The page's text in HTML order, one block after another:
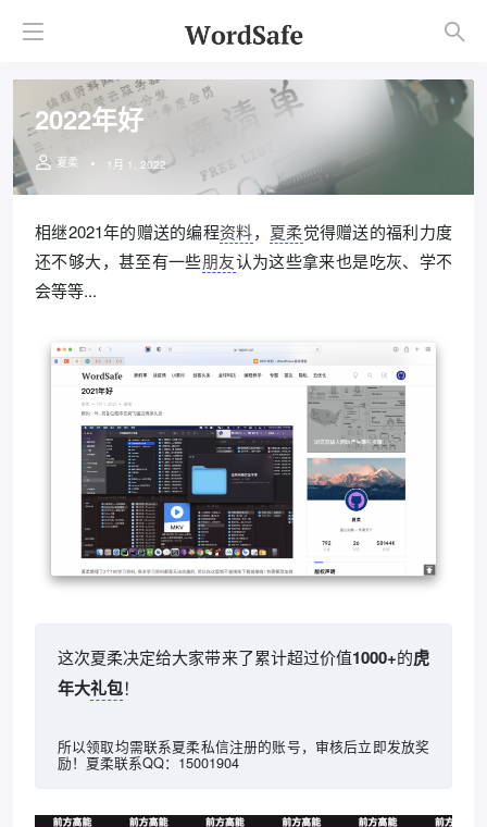
2022年好
夏柔 1月 1, 2022
相继2021年的赠送的编程资料， 夏柔觉得赠送的福利力度
还不够大，甚至有一些朋友认为这些拿来也是吃灰、学不
会等等...
这次夏柔决定给大家带来了累计超过价值1000+的虎
年大礼包！
所以领取均需联系夏柔私信注册的账号，审核后立即发放奖
励！夏柔联系QQ： 15001904